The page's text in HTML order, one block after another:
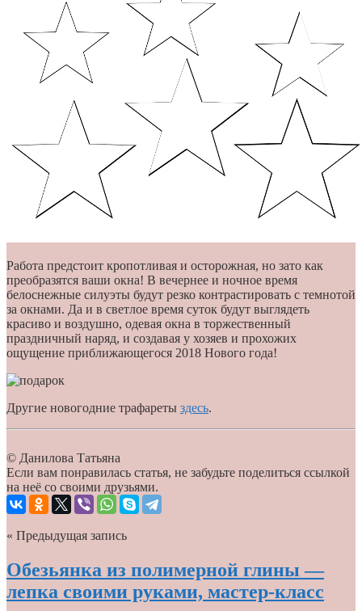
Работа предстоит кропотливая и осторожная, но зато как
преобразятся ваши окна! В вечернее и ночное время
белоснежные силуэты будут резко контрастировать с темнотой
за окнами. Да и в светлое время суток будут выглядеть
красиво и воздушно, одевая окна в торжественный
праздничный наряд, и создавая у хозяев и прохожих
ощущение приближающегося 2018 Нового года!
Другие новогодние трафареты здесь.
© Данилова Татьяна
Если вам понравилась статья, не забудьте поделиться ссылкой
на неё со своими друзьями.
« Предыдущая запись
Обезьянка из полимерной глины —
лепка своими руками, мастер-класс